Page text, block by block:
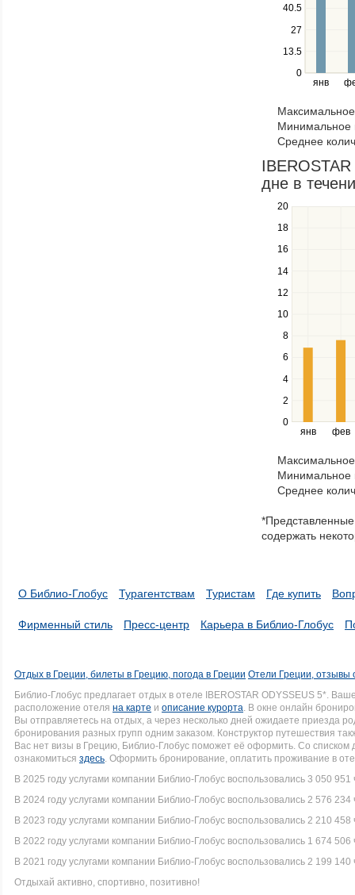
янв
0
13.5
27
40.5
Use
the
and
right
navigate
through
items
in
a
series.
Минимальное
Среднее
дне в
янв фев
0
2
4
6
8
10
12
14
16
18
20
Use
the
and
down
to
navigate
series.
Use
the
and
right
navigate
through
items
a
series.
Минимальное
Среднее
содержать
О Библио-Глобус Турагентствам Туристам Где купить
Фирменный стиль Пресс-центр Карьера в Библио-Глобус
Отдых в Греции, билеты в Грецию, погода в Греции Отели Греции, отзывы
Библио-Глобус предлагает отдых в отеле IBEROSTAR ODYSSEUS 5*.
расположение отеля на карте и описание курорта. В окне онлайн
Вы отправляетесь на отдых, а через несколько дней ожидаете приезда
бронирования разных групп одним заказом. Конструктор путешествия
Вас нет визы в Грецию, Библио-Глобус поможет её оформить. Со
ознакомиться здесь. Оформить бронирование, оплатить проживание в
В 2025 году услугами компании Библио-Глобус воспользовались 3 050 951
В 2024 году услугами компании Библио-Глобус воспользовались 2 576 234
В 2023 году услугами компании Библио-Глобус воспользовались 2 210 458
В 2022 году услугами компании Библио-Глобус воспользовались 1 674 506
В 2021 году услугами компании Библио-Глобус воспользовались 2 199 140
Отдыхай активно, спортивно, позитивно!